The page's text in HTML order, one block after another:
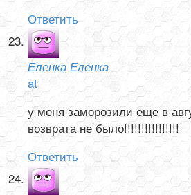
Ответить
Еленка Еленка
at
у меня заморозили еще в
возврата не было!!!!!!!!!!!!!!!!
Ответить